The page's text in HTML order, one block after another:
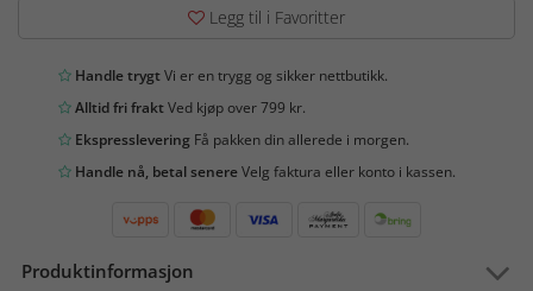
Legg til i Favoritter
Handle trygtVi er en trygg og sikker nettbutikk.
Alltid fri fraktVed kjøp over 799 kr.
Ekspresslevering Få pakken din allerede i morgen.
Handle nå, betal senereVelg faktura eller konto i kassen.
Produktinformasjon